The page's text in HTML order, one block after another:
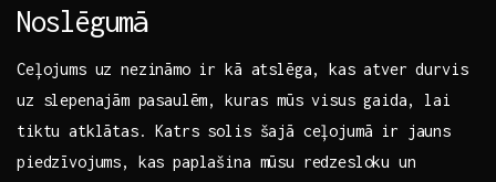
Noslēgumā
Ceļojums uz nezināmo ⁤ir ​kā atslēga, kas atver durvis
‍uz slepenajām ⁣pasaulēm,⁣ kuras mūs visus gaida, ⁤lai
tiktu atklātas. Katrs ‍solis šajā ceļojumā ir ‍jauns
piedzīvojums, kas paplašina mūsu‍ redzesloku un